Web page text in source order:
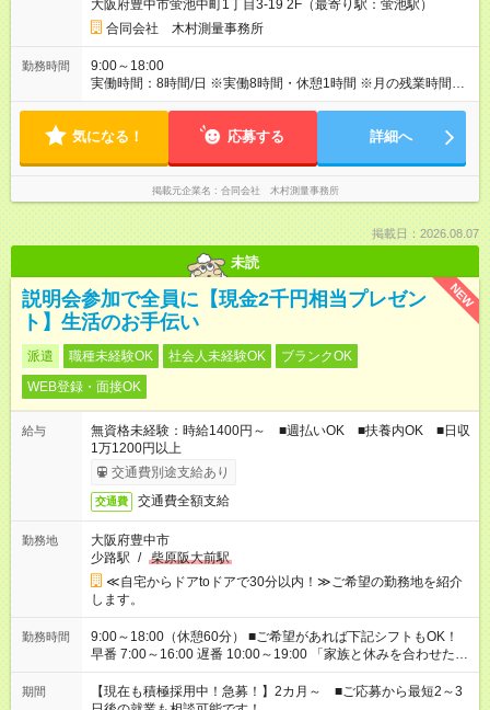
大阪府豊中市蛍池中町1丁目3-19 2F（最寄り駅：蛍池駅）
合同会社 木村測量事務所
勤務時間
9:00～18:00
実働時間：8時間/日 ※実働8時間・休憩1時間 ※月の残業時間は
20時間以内です！
気になる！ 応募する 詳細へ
掲載元企業名 合同会社 木村測量事務所
掲載日：2026.08.07
未読
NEW
説明会参加で全員に【現金2千円相当プレゼン
ト】生活のお手伝い
派遣 職種未経験OK 社会人未経験OK
ブランクOK
WEB登録・面接OK
給与
無資格未経験：時給1400円～ ■週払いOK ■扶養内OK ■日収
1万1200円以上
交通費別途支給あり
交通費 交通費全額支給
勤務地
大阪府豊中市
少路駅 / 柴原阪大前駅
≪自宅からドアtoドアで30分以内！≫ご希望の勤務地を紹介
します。
勤務時間
9:00～18:00（休憩60分） ■ご希望があれば下記シフトもOK！
早番 7:00～16:00 遅番 10:00～19:00 「家族と休みを合わせた
い」 「余裕を持って夕飯の準備がしたい」 「できれば残業はし
たくない」 など、ご希望を教えてくださいね。 ※Wワーク希望
の方へ 今ご覧のお仕事で希望する勤務時間と、もう1つのお仕事
期間
【現在も積極採用中！急募！】2カ月～ ■ご応募から最短2～3